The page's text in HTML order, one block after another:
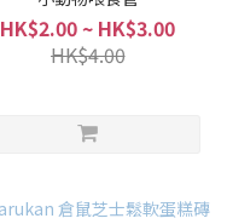
HK$2.00 ~ HK$3.00
HK$4.00